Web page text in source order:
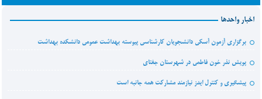
اخبار واحدها
برگزاری آزمون آسکی دانشجویان کارشناسی پیوسته بهداشت عمومی دانشکده بهداشت
پویش نذر خون فاطمی در شهرستان جغتای
پیشگیری و کنترل ایدز نیازمند مشارکت همه جانبه است